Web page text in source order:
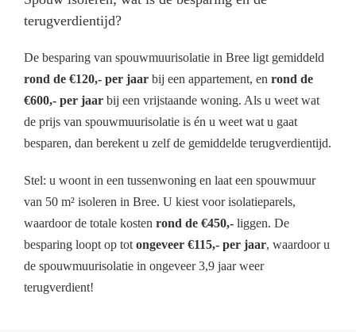
terugverdientijd?
De besparing van spouwmuurisolatie in Bree ligt gemiddeld
rond de €120,- per jaar bij een appartement, en rond de
€600,- per jaar bij een vrijstaande woning. Als u weet wat
de prijs van spouwmuurisolatie is én u weet wat u gaat
besparen, dan berekent u zelf de gemiddelde terugverdientijd.
Stel: u woont in een tussenwoning en laat een spouwmuur
van 50 m² isoleren in Bree. U kiest voor isolatieparels,
waardoor de totale kosten rond de €450,- liggen. De
besparing loopt op totongeveer €115,- per jaar, waardoor u
de spouwmuurisolatie in ongeveer 3,9 jaar weer
terugverdient!